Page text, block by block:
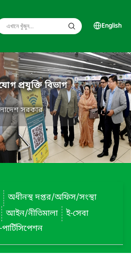
English
প্রযুক্তি বিভাগ
সরকার
অধীনস্থ দপ্তর/অফিস/সংস্থা
আইন/নীতিমালা
ই-সেবা